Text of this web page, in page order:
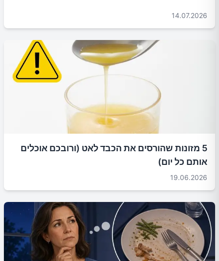
14.07.2026
5 מזונות שהורסים את הכבד לאט (ורובכם אוכלים
אותם כל יום)
19.06.2026